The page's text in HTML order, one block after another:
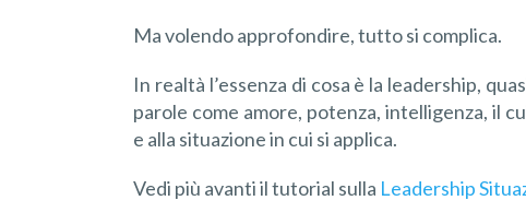
Ma volendo approfondire, tutto si complica.
In realtà l’essenza di cosa è la leadership,
parole come amore, potenza, intelligenza, il
e alla situazione in cui si applica.
Vedi più avanti il tutorial sulla Leadership